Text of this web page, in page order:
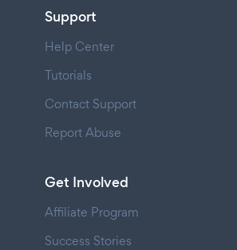
Support
Help Center
Tutorials
Contact Support
Report Abuse
Get Involved
Affiliate Program
Success Stories